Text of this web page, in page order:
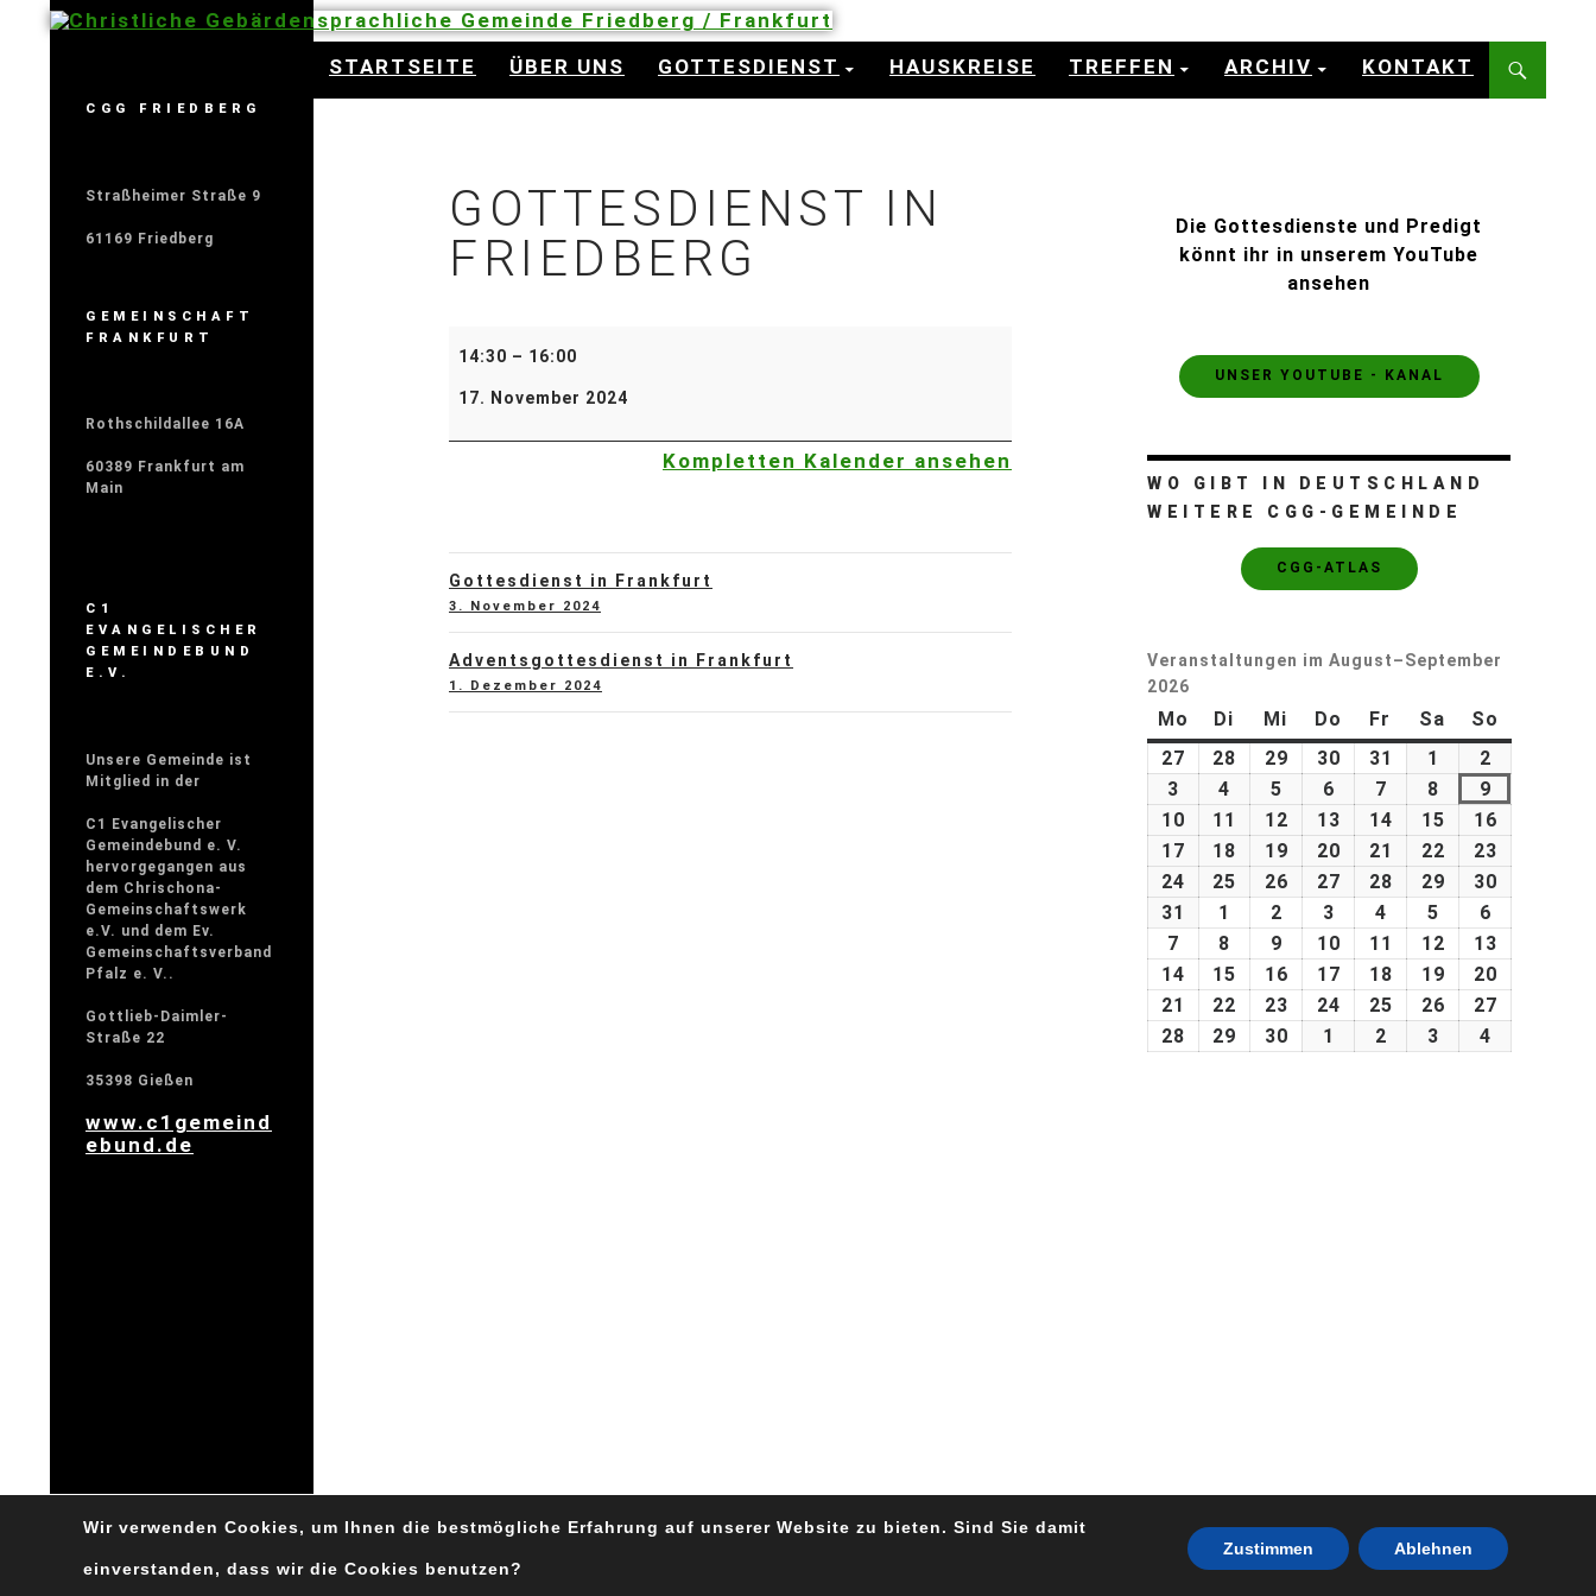
Christliche Gebärdensprachliche Gemeinde Friedberg / Frankfurt
STARTSEITE ÜBER UNS GOTTESDIENST HAUSKREISE TREFFEN ARCHIV KONTAKT
GOTTESDIENST IN
FRIEDBERG
14:30 – 16:00
17. November 2024
Kompletten Kalender ansehen
Gottesdienst in Frankfurt
3. November 2024
Adventsgottesdienst in Frankfurt
1. Dezember 2024
Die Gottesdienste und Predigt
könnt ihr in unserem YouTube
ansehen
UNSER YOUTUBE - KANAL
WO GIBT IN DEUTSCHLAND
WEITERE CGG-GEMEINDE
CGG-ATLAS
Veranstaltungen im August–September
2026
Mo Di Mi Do Fr Sa
So
27
28 29 30 31 1
2
3
4 5 6 7 8
9
10
11 12 13 14 15
16
17
18 19 20 21 22
23
24
25 26 27 28 29
30
31
1 2 3 4 5
6
7
8 9 10 11 12
13
14
15 16 17 18 19
20
21
22 23 24 25 26
27
28
29 30 1 2 3 4
CGG FRIEDBERG
Straßheimer Straße 9
61169 Friedberg
GEMEINSCHAFT
FRANKFURT
Rothschildallee 16A
60389 Frankfurt am
Main
C1
EVANGELISCHER
GEMEINDEBUND
E.V.
Unsere Gemeinde ist
Mitglied in der
C1 Evangelischer
Gemeindebund e. V.
hervorgegangen aus
dem Chrischona-
Gemeinschaftswerk
e.V. und dem Ev.
Gemeinschaftsverband
Pfalz e. V..
Gottlieb-Daimler-
Straße 22
35398 Gießen
www.c1gemeind
ebund.de
Wir verwenden Cookies, um Ihnen die bestmögliche Erfahrung auf unserer Website zu bieten. Sind Sie damit
einverstanden, dass wir die Cookies benutzen?
Zustimmen Ablehnen